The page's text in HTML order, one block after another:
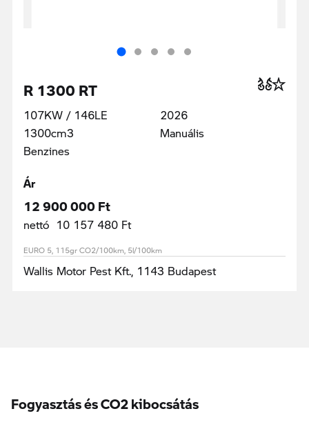
R 1300 RT
107KW / 146LE
1300cm3
Benzines
2026
Manuális
Ár
12 900 000 Ft
nettó 10 157 480 Ft
EURO 5, 115gr CO2/100km, 5l/100km
Wallis Motor Pest Kft., 1143 Budapest
Fogyasztás és CO2 kibocsátás